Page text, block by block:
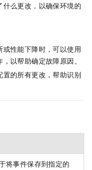
么更改，以确保环境的
或性能下降时，可以使用
以帮助确定故障原因。
置的所有更改，帮助识别
将事件保存到指定的